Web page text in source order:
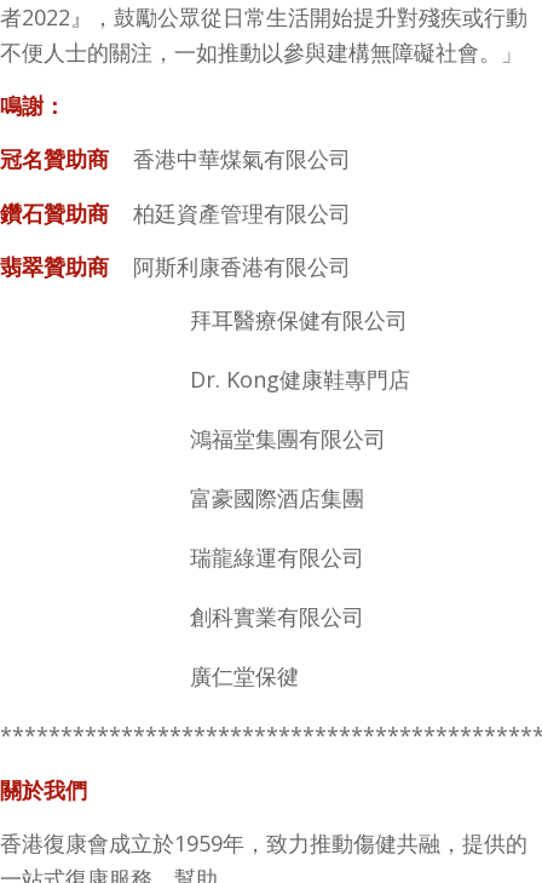
者2022』，鼓勵公眾從日常生活開始提升對殘疾或行動
不便人士的關注，一如推動以參與建構無障礙社會。」
鳴謝：
冠名贊助商 香港中華煤氣有限公司
鑽石贊助商 柏廷資產管理有限公司
翡翠贊助商 阿斯利康香港有限公司
拜耳醫療保健有限公司
Dr. Kong健康鞋專門店
鴻福堂集團有限公司
富豪國際酒店集團
瑞龍綠運有限公司
創科實業有限公司
廣仁堂保徤
關於我們
香港復康會成立於1959年，致力推動傷健共融，提供的